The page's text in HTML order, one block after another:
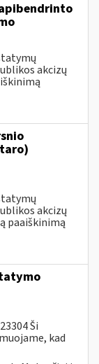
akcizų
akcizų
paaiškinimą
Ši
kad